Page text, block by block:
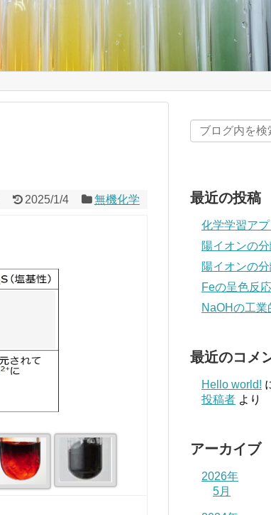
2025/1/4 無機化学 最近の投稿
化学学習アプ
陽イオンの
陽イオンの
Feの呈色反
NaOHの工業
最近のコメ
Hello world!
投稿者 より
アーカイブ
2026年
5月